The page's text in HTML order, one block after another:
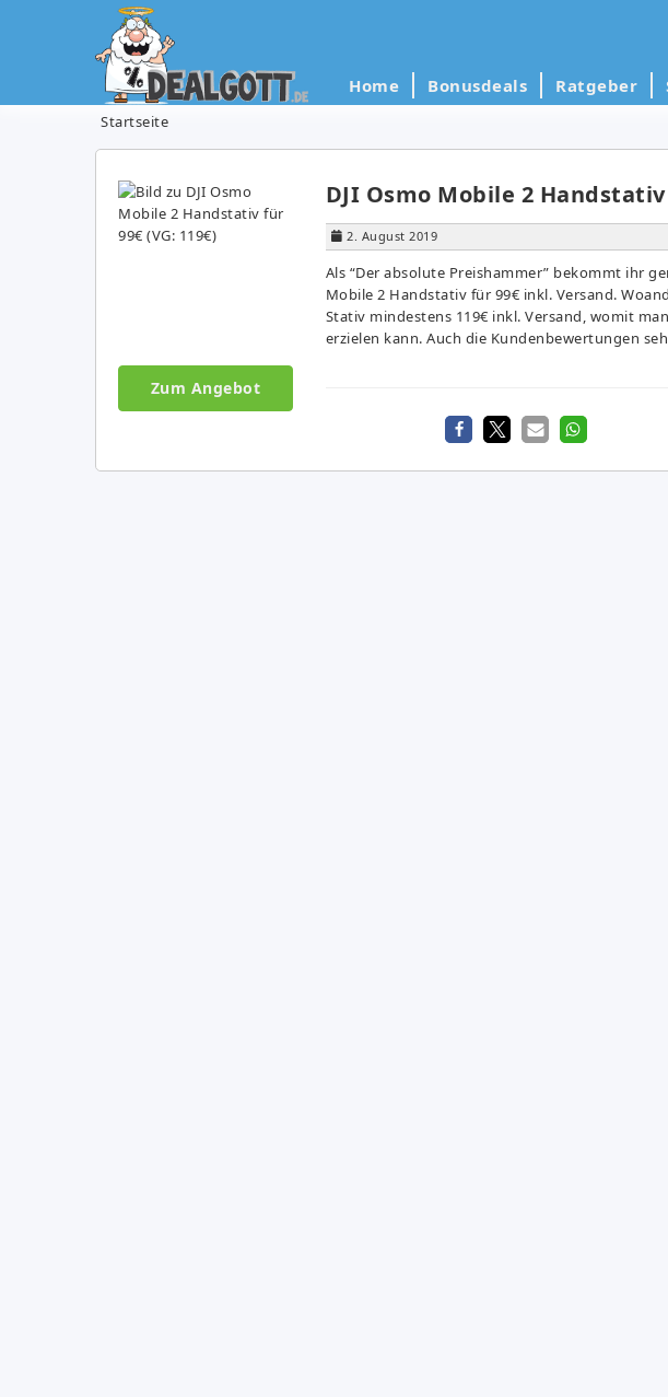
Home Bonusdeals Ratgeber
Startseite
DJI Osmo Mobile 2 Handstativ
2. August 2019
Als “Der absolute Preishammer” bekommt ihr
Mobile 2 Handstativ für 99€ inkl. Versand.
Stativ mindestens 119€ inkl. Versand, womit
erzielen kann. Auch die Kundenbewertungen
Zum Angebot